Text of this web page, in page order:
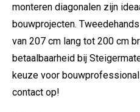
monteren diagonalen zijn
bouwprojecten.
van 207 cm lang tot 200 cm
betaalbaarheid bij
keuze voor
contact op!